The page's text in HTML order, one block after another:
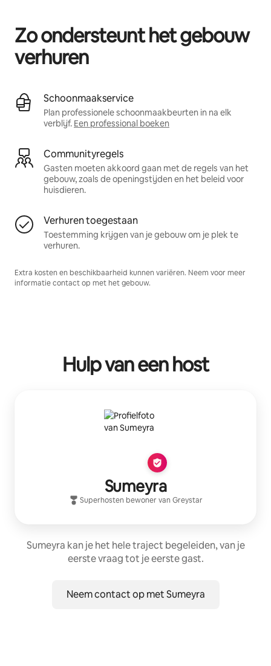
Zo ondersteunt het gebouw
verhuren
Schoonmaakservice
Plan professionele schoonmaakbeurten in na elk
verblijf. Een professional boeken
Communityregels
Gasten moeten akkoord gaan met de regels van het
gebouw, zoals de openingstijden en het beleid voor
huisdieren.
Verhuren toegestaan
Toestemming krijgen van je gebouw om je plek te
verhuren.
Extra kosten en beschikbaarheid kunnen variëren. Neem voor meer
informatie contact op met het gebouw.
Hulp van een host
Sumeyra
Superhosten bewoner van Greystar
Sumeyra kan je het hele traject begeleiden, van je
eerste vraag tot je eerste gast.
Neem contact op met Sumeyra